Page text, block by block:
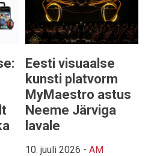
Eesti visuaalse
kunsti platvorm
MyMaestro astus
Neeme Järviga
lavale
10. juuli 2026 - AM